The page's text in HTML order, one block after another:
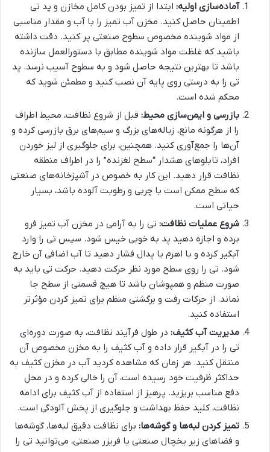
آماده‌سازی اولیه: ابتدا از تمیز بودن کامل مخازن و پد تی
اطمینان حاصل کنید. مخزن آب تمیز را با آب و مقدار مناسبی
از مواد شوینده مخصوص سطوح صنعتی پر کنید. دقت داشته
باشید که غلظت مواد شوینده مطابق با دستورالعمل سازنده
باشد تا بهترین نتیجه حاصل شود و به سطوح آسیب نرسد. پد
تی را به درستی روی پایه آن نصب کنید و مطمئن شوید که
محکم شده است.
بازرسی و ایمن‌سازی محیط: قبل از شروع نظافت، محیط اطراف
را از هرگونه مانع، زباله‌های بزرگ و سیم‌های برق بازرسی کرده و
آن‌ها را جمع‌آوری کنید. همچنین، برای جلوگیری از لیز خوردن
افراد، تابلوهای هشدار “سطح لغزنده” را در اطراف منطقه
نظافت قرار دهید. این کار به خصوص در آشپزخانه‌های صنعتی
که سطح ممکن است با چربی و رطوبت آلوده باشد، بسیار
حیاتی است.
شروع عملیات نظافت: تی را به آرامی در مخزن آب تمیز فرو
برده و اجازه دهید پد به خوبی خیس شود. سپس تی را وارد
آبگیر کرده و با اهرم یا پدال فشار دهید تا آب اضافی آن خارج
شود. تی را روی سطح مورد نظر حرکت دهید. حرکت تی باید به
صورت منظم و همپوشان باشد تا هیچ قسمتی از سطح جا
نماند. از حرکات رفت و برگشتی منظم برای تمیز کردن مؤثرتر
استفاده کنید.
مدیریت آب کثیف: در طول فرآیند نظافت، به صورت دوره‌ای
تی را در آبگیر قرار داده و آب کثیف را به مخزن مخصوص آن
منتقل کنید. هر زمان که مشاهده کردید آب در مخزن کثیف به
حداکثر ظرفیت خود رسیده است، آن را خالی کرده و در محل
دفع مناسب بریزید. پرهیز از استفاده از آب کثیف برای ادامه
نظافت، کلید حفظ بهداشت و جلوگیری از پخش آلودگی است.
تمیز کردن لبه‌ها و گوشه‌ها: برای نظافت دقیق لبه‌ها، گوشه‌ها
و فضاهای زیر یخچال صنعتی یا فریزر صنعتی، می‌توانید تی را